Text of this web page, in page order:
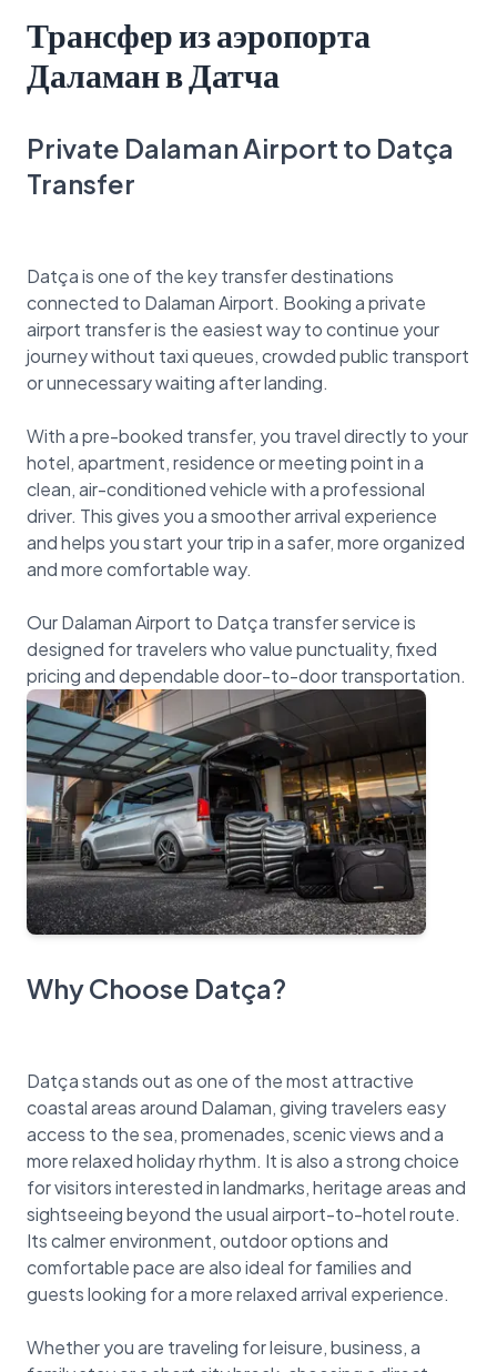
Трансфер из аэропорта
Даламан в Датча
Private Dalaman Airport to Datça
Transfer
Datça is one of the key transfer destinations
connected to Dalaman Airport. Booking a private
airport transfer is the easiest way to continue your
journey without taxi queues, crowded public transport
or unnecessary waiting after landing.
With a pre-booked transfer, you travel directly to your
hotel, apartment, residence or meeting point in a
clean, air-conditioned vehicle with a professional
driver. This gives you a smoother arrival experience
and helps you start your trip in a safer, more organized
and more comfortable way.
Our Dalaman Airport to Datça transfer service is
designed for travelers who value punctuality, fixed
Why Choose Datça?
Datça stands out as one of the most attractive
coastal areas around Dalaman, giving travelers easy
access to the sea, promenades, scenic views and a
more relaxed holiday rhythm. It is also a strong choice
for visitors interested in landmarks, heritage areas and
sightseeing beyond the usual airport-to-hotel route.
Its calmer environment, outdoor options and
comfortable pace are also ideal for families and
guests looking for a more relaxed arrival experience.
Whether you are traveling for leisure, business, a